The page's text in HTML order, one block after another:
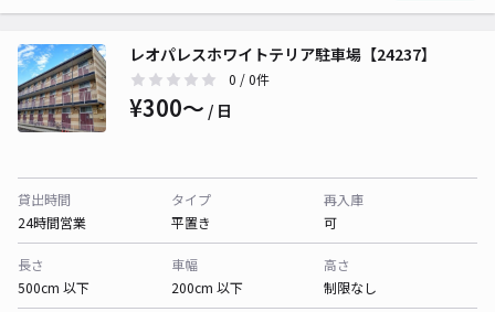
レオパレスホワイトテリア駐車場【24237】
0 / 0件
¥300〜 / 日
貸出時間
24時間営業
タイプ
平置き
再入庫
可
長さ
500cm 以下
車幅
200cm 以下
高さ
制限なし